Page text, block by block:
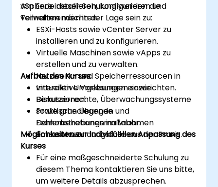
vSphere installieren, konfigurieren und
verwalten möchten.
Am Ende dieser Schulung werden die
Teilnehmenden in der Lage sein zu:
ESXi-Hosts sowie vCenter Server zu
installieren und zu konfigurieren.
Virtuelle Maschinen sowie vApps zu
erstellen und zu verwalten.
Netzwerk- und Speicherressourcen in
virtuellen Umgebungen einzurichten.
Benutzerrechte, Überwachungssysteme
sowie grundlegende
Fehlerbehebungsmaßnahmen
umzusetzen.
Aufbau des Kurses
Interaktive Vorlesungen sowie
Diskussionen.
Praktische Übungen und
Demonstrationen im Labor.
Echte Anwendungsfälle aus der Praxis.
Möglichkeiten zur individuellen Anpassung des
Kurses
Für eine maßgeschneiderte Schulung zu
diesem Thema kontaktieren Sie uns bitte,
um weitere Details abzusprechen.